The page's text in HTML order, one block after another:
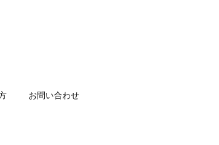
お問い合わせ